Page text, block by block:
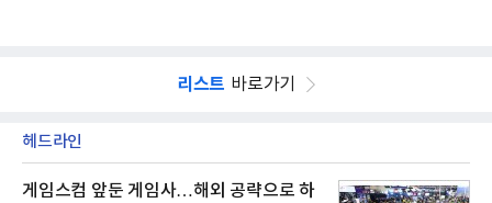
리스트 바로가기
헤드라인
게임스컴 앞둔 게임사…해외 공략으로 하